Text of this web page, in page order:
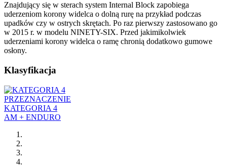
Znajdujący się w sterach system Internal Block zapobiega
uderzeniom korony widelca o dolną rurę na przykład podczas
upadków czy w ostrych skrętach. Po raz pierwszy zastosowano go
w 2015 r. w modelu NINETY-SIX. Przed jakimikolwiek
uderzeniami korony widelca o ramę chronią dodatkowo gumowe
osłony.
Klasyfikacja
PRZEZNACZENIE
KATEGORIA 4
AM + ENDURO